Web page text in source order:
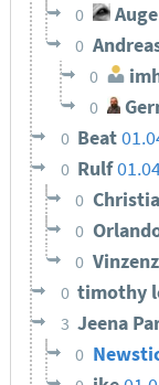
0 Auge
0
0
0
0 Beat
0 Rulf
0
0
0
0 timothy
3 Jeena
0